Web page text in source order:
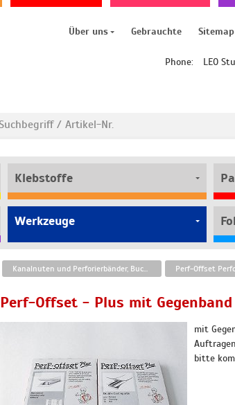
Über uns Gebrauchte Sitemap
Phone: LEO
Klebstoffe
Werkzeuge
Kanalnuten und Perforierbänder, Buchdruckzubehör
Perf-Offset - Plus mit Gegenband
mit
bitte